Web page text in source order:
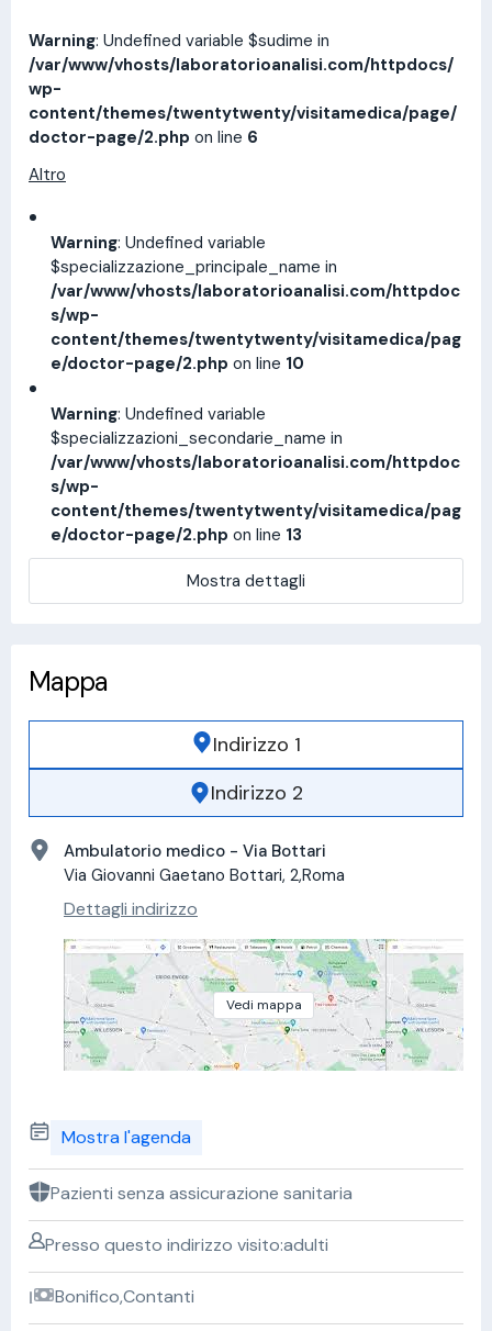
Warning: Undefined variable $sudime in
/var/www/vhosts/laboratorioanalisi.com/httpdocs/
wp-
content/themes/twentytwenty/visitamedica/page/
doctor-page/2.php on line 6
Altro
Warning: Undefined variable
$specializzazione_principale_name in
/var/www/vhosts/laboratorioanalisi.com/httpdoc
s/wp-
content/themes/twentytwenty/visitamedica/pag
e/doctor-page/2.php on line 10
Warning: Undefined variable
$specializzazioni_secondarie_name in
/var/www/vhosts/laboratorioanalisi.com/httpdoc
s/wp-
content/themes/twentytwenty/visitamedica/pag
e/doctor-page/2.php on line 13
Mostra dettagli
Mappa
Indirizzo 1
Indirizzo 2
Ambulatorio medico - Via Bottari
Via Giovanni Gaetano Bottari, 2,Roma
Dettagli indirizzo
Vedi mappa
Mostra l'agenda
Pazienti senza assicurazione sanitaria
Presso questo indirizzo visito:adulti
Bonifico,Contanti